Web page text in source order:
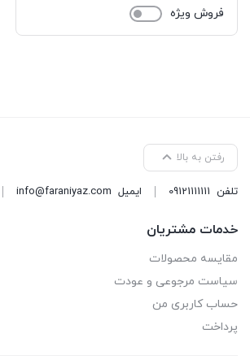
فروش ویژه
رفتن به بالا
تلفن 09121111111 ایمیل info@faraniyaz.com
خدمات مشتریان
مقایسه محصولات
سیاست مرجوعی و عودت
حساب کاربری من
پرداخت